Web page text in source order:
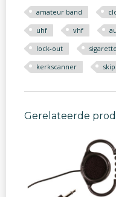
amateur band
uhf
vhf
lock-out
kerkscanner
skip
Gerelateerde